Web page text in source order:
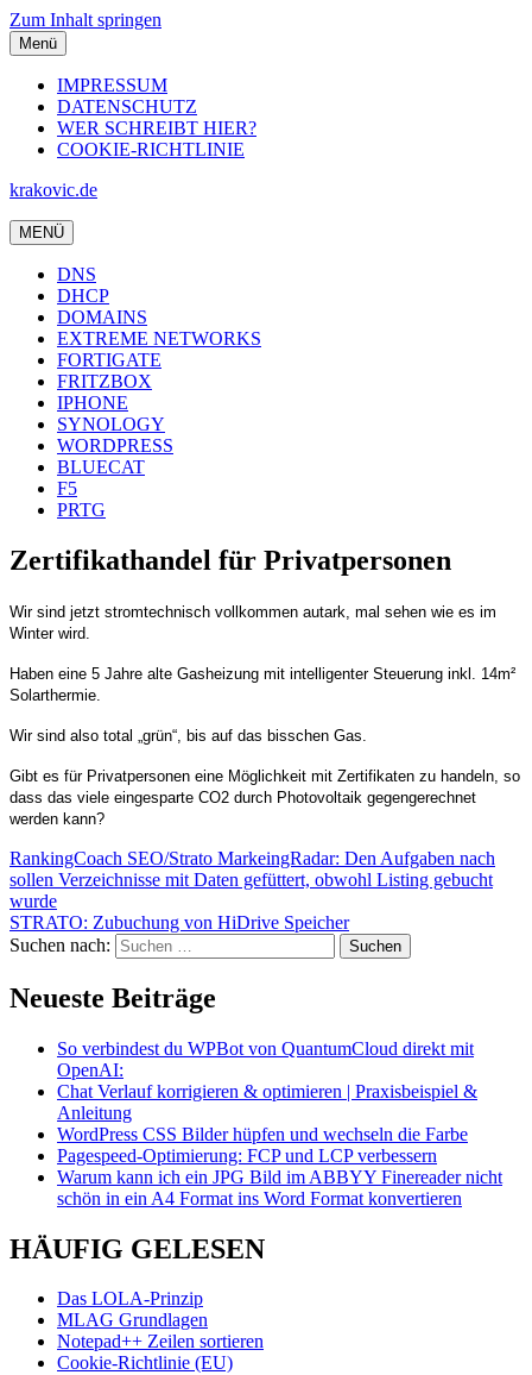
Zum Inhalt springen
Menü
IMPRESSUM
DATENSCHUTZ
WER SCHREIBT HIER?
COOKIE-RICHTLINIE
krakovic.de
MENÜ
DNS
DHCP
DOMAINS
EXTREME NETWORKS
FORTIGATE
FRITZBOX
IPHONE
SYNOLOGY
WORDPRESS
BLUECAT
F5
PRTG
Zertifikathandel für Privatpersonen
Wir sind jetzt stromtechnisch vollkommen autark, mal sehen wie es im
Winter wird.
Haben eine 5 Jahre alte Gasheizung mit intelligenter Steuerung inkl. 14m²
Solarthermie.
Wir sind also total „grün“, bis auf das bisschen Gas.
Gibt es für Privatpersonen eine Möglichkeit mit Zertifikaten zu handeln, so
dass das viele eingesparte CO2 durch Photovoltaik gegengerechnet
werden kann?
RankingCoach SEO/Strato MarkeingRadar: Den Aufgaben nach
sollen Verzeichnisse mit Daten gefüttert, obwohl Listing gebucht
wurde
STRATO: Zubuchung von HiDrive Speicher
Suchen nach:
Neueste Beiträge
So verbindest du WPBot von QuantumCloud direkt mit
OpenAI:
Chat Verlauf korrigieren & optimieren | Praxisbeispiel &
Anleitung
WordPress CSS Bilder hüpfen und wechseln die Farbe
Pagespeed-Optimierung: FCP und LCP verbessern
Warum kann ich ein JPG Bild im ABBYY Finereader nicht
schön in ein A4 Format ins Word Format konvertieren
HÄUFIG GELESEN
Das LOLA-Prinzip
MLAG Grundlagen
Notepad++ Zeilen sortieren
Cookie-Richtlinie (EU)